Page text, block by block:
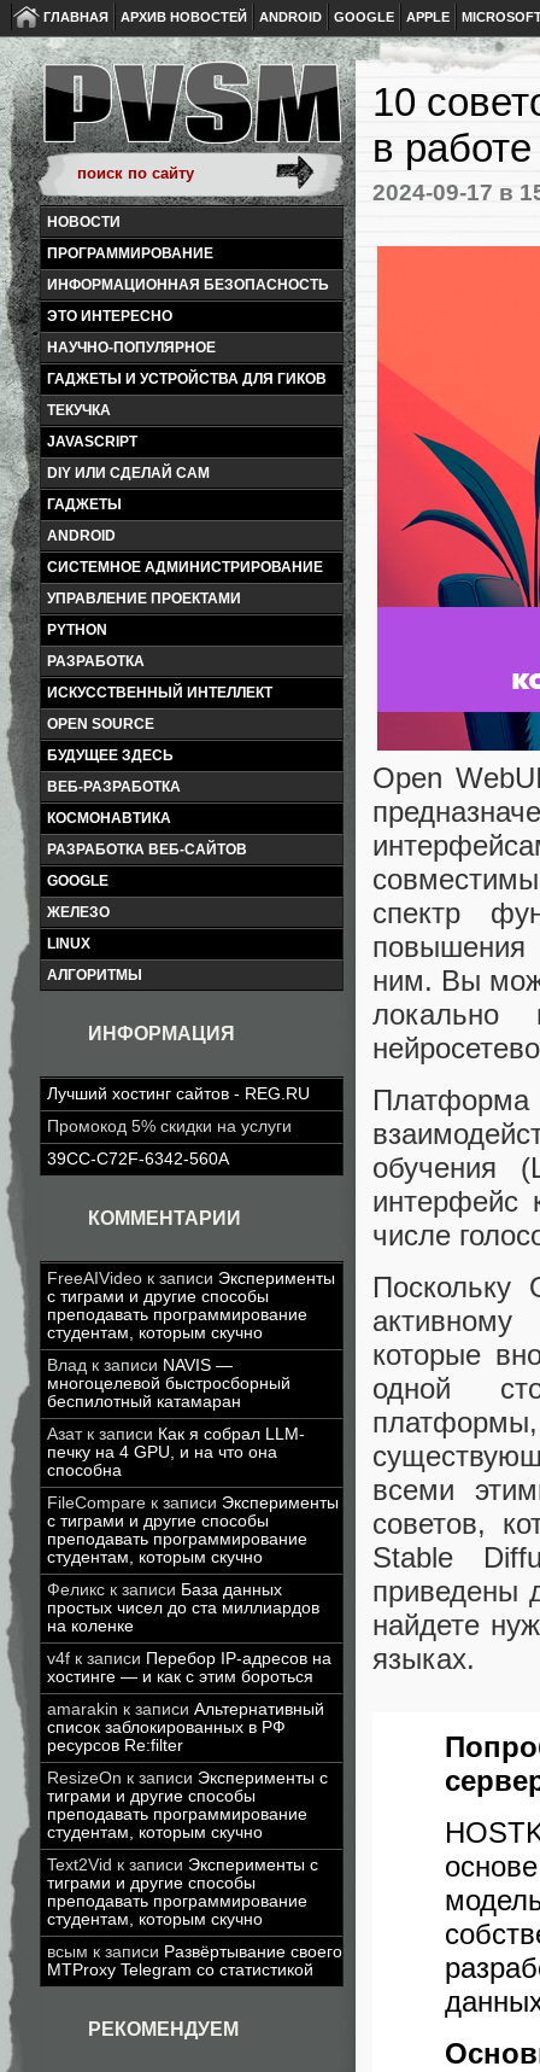
ГЛАВНАЯ АРХИВ НОВОСТЕЙ ANDROID GOOGLE APPLE
НОВОСТИ
ПРОГРАММИРОВАНИЕ
ИНФОРМАЦИОННАЯ БЕЗОПАСНОСТЬ
ЭТО ИНТЕРЕСНО
НАУЧНО-ПОПУЛЯРНОЕ
ГАДЖЕТЫ И УСТРОЙСТВА ДЛЯ ГИКОВ
ТЕКУЧКА
JAVASCRIPT
DIY ИЛИ СДЕЛАЙ САМ
ГАДЖЕТЫ
ANDROID
СИСТЕМНОЕ АДМИНИСТРИРОВАНИЕ
УПРАВЛЕНИЕ ПРОЕКТАМИ
PYTHON
РАЗРАБОТКА
ИСКУССТВЕННЫЙ ИНТЕЛЛЕКТ
OPEN SOURCE
БУДУЩЕЕ ЗДЕСЬ
ВЕБ-РАЗРАБОТКА
КОСМОНАВТИКА
РАЗРАБОТКА ВЕБ-САЙТОВ
GOOGLE
ЖЕЛЕЗО
LINUX
АЛГОРИТМЫ
ИНФОРМАЦИЯ
Лучший хостинг сайтов - REG.RU
Промокод 5% скидки на услуги
39CC-C72F-6342-560A
КОММЕНТАРИИ
FreeAIVideo к записи Эксперименты
с тиграми и другие способы
преподавать программирование
студентам, которым скучно
Влад к записи NAVIS —
многоцелевой быстросборный
беспилотный катамаран
Азатк записи Как я собрал LLM-
печку на 4 GPU, и на что она
способна
FileCompare к записи Эксперименты
с тиграми и другие способы
преподавать программирование
студентам, которым скучно
Феликс к записи База данных
простых чисел до ста миллиардов
на коленке
v4f к записи Перебор IP-адресов на
хостинге — и как с этим бороться
amarakin к записи Альтернативный
список заблокированных в РФ
ресурсов Re:filter
ResizeOn к записи Эксперименты с
тиграми и другие способы
преподавать программирование
студентам, которым скучно
Text2Vid к записи Эксперименты с
тиграми и другие способы
преподавать программирование
студентам, которым скучно
всым к записи Развёртывание своего
MTProxy Telegram со статистикой
РЕКОМЕНДУЕМ
10
в
2024-09-17 в
Open
спектр
повышения
ним. Вы
обучения
интерфейс
числе
Поскольку
активному
которые
одной
всеми
советов,
Stable
приведены
найдете
языках.